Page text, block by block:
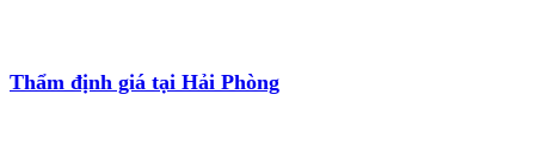
Thẩm định giá tại Hải Phòng